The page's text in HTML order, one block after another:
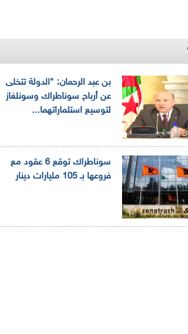
بن عبد الرحمان: "الدولة تتخلى
عن أرباح سوناطراك وسونلغاز
لتوسيع استثماراتهما...
سوناطراك توقع 6 عقود مع
فروعها بـ 105 مليارات دينار